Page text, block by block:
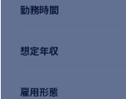
勤務時間
想定年収
雇用形態